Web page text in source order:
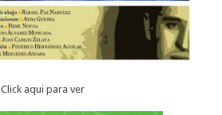
Click aqui para ver